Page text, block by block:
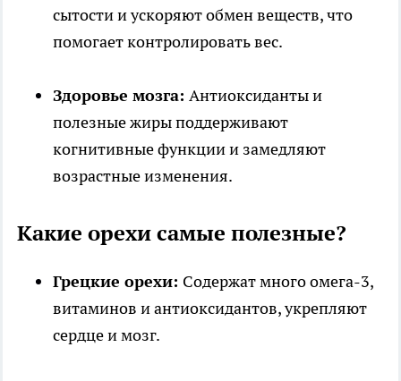
сытости и ускоряют обмен веществ, что
помогает контролировать вес.
Здоровье мозга: Антиоксиданты и
полезные жиры поддерживают
когнитивные функции и замедляют
возрастные изменения.
Какие орехи самые полезные?
Грецкие орехи: Содержат много омега-3,
витаминов и антиоксидантов, укрепляют
сердце и мозг.